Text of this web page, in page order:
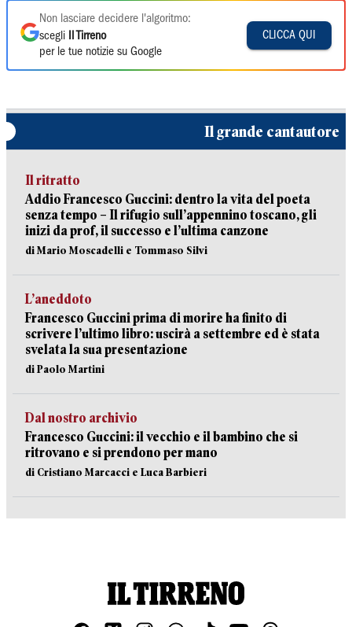
Non lasciare decidere l'algoritmo:
scegli
Il Tirreno
per le tue notizie su Google
CLICCA QUI
Il grande cantautore
Il ritratto
Addio Francesco Guccini: dentro la vita del poeta
senza tempo – Il rifugio sull’appennino toscano, gli
inizi da prof, il successo e l’ultima canzone
di Mario Moscadelli e Tommaso Silvi
L’aneddoto
Francesco Guccini prima di morire ha finito di
scrivere l’ultimo libro: uscirà a settembre ed è stata
svelata la sua presentazione
di Paolo Martini
Dal nostro archivio
Francesco Guccini: il vecchio e il bambino che si
ritrovano e si prendono per mano
di Cristiano Marcacci e Luca Barbieri